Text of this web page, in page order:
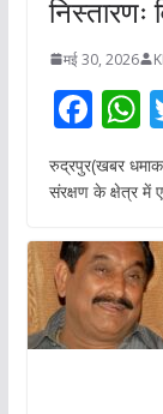
निस्तारणः
मई 30, 2026
F
ac
e
o
o
k
h
A
p
p
रुद्रपुर(खबर
संरक्षण के क्षेत्र में